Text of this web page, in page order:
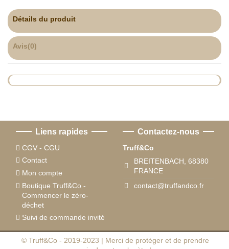
Détails du produit
Avis(0)
Liens rapides
CGV - CGU
Contact
Mon compte
Boutique Truff&Co -
Commencer le zéro-
déchet
Suivi de commande invité
Contactez-nous
Truff&Co
BREITENBACH, 68380
FRANCE
contact@truffandco.fr
© Truff&Co - 2019-2023 | Merci de protéger et de prendre